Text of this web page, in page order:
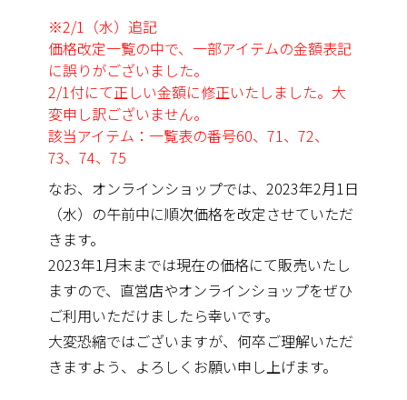
※2/1（水）追記
価格改定一覧の中で、 一部アイテムの金額表記
に誤りがございました。
2/1付にて正しい金額に修正いたしました。 大
変申し訳ございません。
該当アイテム：一覧表の番号60、71、72、
73、74、75
なお、オンラインショップでは、2023年2月1日
（水）の午前中に順次価格を改定させていただ
きます。
2023年1月末までは現在の価格にて販売いたし
ますので、直営店やオンラインショップをぜひ
ご利用いただけましたら幸いです。
大変恐縮ではございますが、何卒ご理解いただ
きますよう、よろしくお願い申し上げます。